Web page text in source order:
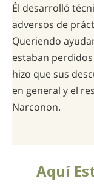
Él desarrolló
adversos de
Queriendo
estaban
hizo que sus
en general y el
Narconon.
Aquí